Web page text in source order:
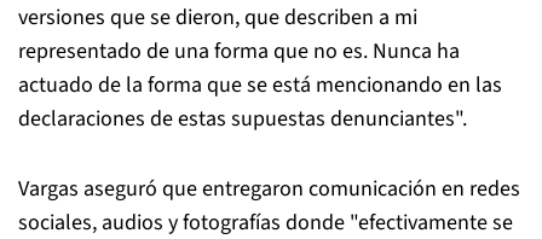
versiones que se dieron, que describen a mi
representado de una forma que no es. Nunca ha
actuado de la forma que se está mencionando en las
declaraciones de estas supuestas denunciantes".
Vargas aseguró que entregaron comunicación en redes
sociales, audios y fotografías donde "efectivamente se